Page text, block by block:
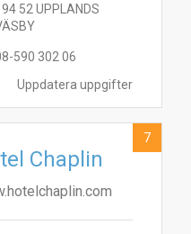
Uppdatera uppgifter
52 UPPLANDS
590 302 06
Chaplin
7